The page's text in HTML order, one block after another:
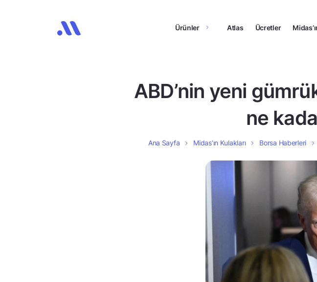
Ürünler Atlas Ücretler
ABD’nin yeni
ne
Ana Sayfa Midas’ın Kulakları Borsa Haberleri